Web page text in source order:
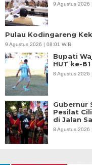
9 Agustus 2026
Pulau Kodingareng
9 Agustus 2026 | 08:01 WIB
Bupati
HUT ke-81
8 Agustus 2026
Gubernur
Pesilat
di Jalan
8 Agustus 2026